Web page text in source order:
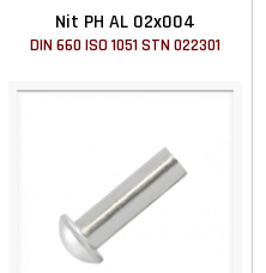
Nit PH AL 02x004
DIN 660 ISO 1051 STN 022301